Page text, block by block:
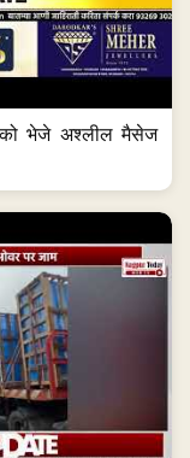
को भेजे अश्लील मैसेज